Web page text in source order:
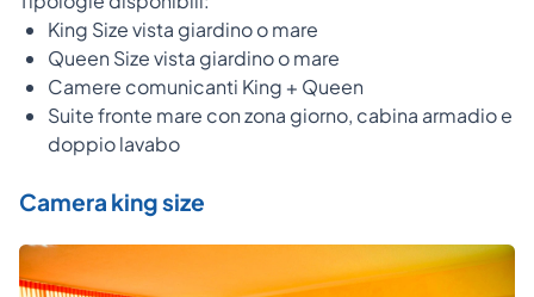
King Size vista giardino o mare
Queen Size vista giardino o mare
Camere comunicanti King + Queen
Suite fronte mare con zona giorno, cabina armadio e
doppio lavabo
Camera king size